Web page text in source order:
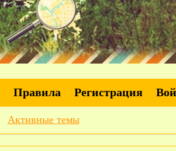
Правила Регистрация
Активные темы